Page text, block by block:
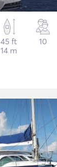
45 ft
14 m
10